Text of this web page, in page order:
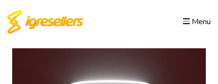
Menü